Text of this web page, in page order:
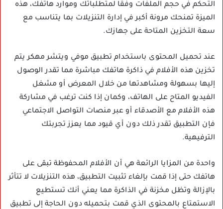
التحكم في حجم الملفات وفقا لمتطلباتك وموارد هاتفك، هذه
الميزة تمنحك مرونة أكبر في إدارة التنزيلات بما يتناسب مع
سعة التخزين المتاحة على جهازك.
عند تحميل المحتوى باستخدام تطبيق موفي ويتشر مهكر يتم
تخزين هذه الأفلام في ذاكرة هاتفك مباشرة مما تقدر الوصول
إليها بسهولة ومشاهدتها من خلال المعرض أو مشغل
الفيديو المتاح على الهاتف، وكمان إذا كنت ترغب في مشاركة
هذه الأفلام مع الأصدقاء أو عبر منصات التواصل الاجتماعي
فإن التطبيق تقدر ذلك دون أي قيود مما يعزز تجربتك
الترفيهية.
واحدة من المزايا الرائعة هي أن الأفلام المحفوظة تبقى على
هاتفك حتى إذا قمت بإلغاء تثبيت التطبيق، هذه التنزيلات لا تتأثر
بالإزالة وتظل مخزنة في الذاكرة مما يعني أنك تستطيع
الاستمتاع بالمحتوى الذي قمت بتحميله دون الحاجة إلى تطبيق